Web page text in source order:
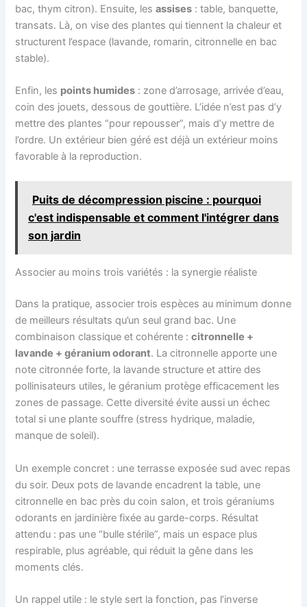
bac, thym citron). Ensuite, lesassises : table, banquette,
transats. Là, on vise des plantes qui tiennent la chaleur et
structurent l’espace (lavande, romarin, citronnelle en bac
stable).
Enfin, les points humides : zone d’arrosage, arrivée d’eau,
coin des jouets, dessous de gouttière. L’idée n’est pas d’y
mettre des plantes “pour repousser”, mais d’y mettre de
l’ordre. Un extérieur bien géré est déjà un extérieur moins
favorable à la reproduction.
Puits de décompression piscine : pourquoi
c'est indispensable et comment l'intégrer dans
son jardin
Associer au moins trois variétés : la synergie réaliste
Dans la pratique, associer trois espèces au minimum donne
de meilleurs résultats qu’un seul grand bac. Une
combinaison classique et cohérente :citronnelle +
lavande + géranium odorant. La citronnelle apporte une
note citronnée forte, la lavande structure et attire des
pollinisateurs utiles, le géranium protège efficacement les
zones de passage. Cette diversité évite aussi un échec
total si une plante souffre (stress hydrique, maladie,
manque de soleil).
Un exemple concret : une terrasse exposée sud avec repas
du soir. Deux pots de lavande encadrent la table, une
citronnelle en bac près du coin salon, et trois géraniums
odorants en jardinière fixée au garde-corps. Résultat
attendu : pas une “bulle stérile”, mais un espace plus
respirable, plus agréable, qui réduit la gêne dans les
moments clés.
Un rappel utile : le style sert la fonction, pas l’inverse